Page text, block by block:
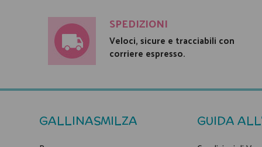
SPEDIZIONI
Veloci, sicure e tracciabili con
corriere espresso.
GALLINASMILZA GUIDA